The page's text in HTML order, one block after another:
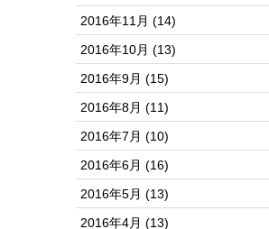
2016年11月 (14)
2016年10月 (13)
2016年9月 (15)
2016年8月 (11)
2016年7月 (10)
2016年6月 (16)
2016年5月 (13)
2016年4月 (13)